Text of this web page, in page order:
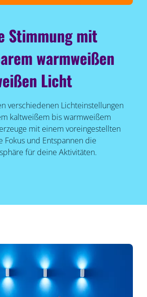
Stimmung mit
warmweißen
Licht
verschiedenen Lichteinstellungen
kaltweißem bis warmweißem
mit einem voreingestellten
Fokus und Entspannen die
für deine Aktivitäten.